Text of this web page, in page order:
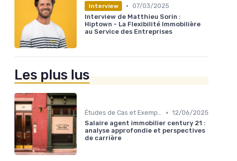
Interview • 07/03/2025
Interview de Matthieu Sorin :
Hiptown - La Flexibilité Immobilière
au Service des Entreprises
Les plus lus
Études de Cas et Exemples de Réussite • 12/06/2025
Salaire agent immobilier century 21 :
analyse approfondie et perspectives
de carrière